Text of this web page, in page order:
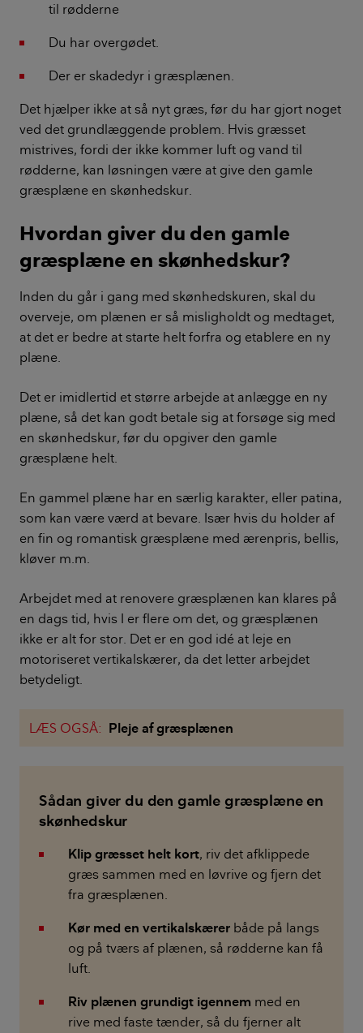
til rødderne
Du har overgødet.
Der er skadedyr i græsplænen.
Det hjælper ikke at så nyt græs, før du har gjort noget
ved det grundlæggende problem. Hvis græsset
mistrives, fordi der ikke kommer luft og vand til
rødderne, kan løsningen være at give den gamle
græsplæne en skønhedskur.
Hvordan giver du den gamle
græsplæne en skønhedskur?
Inden du går i gang med skønhedskuren, skal du
overveje, om plænen er så misligholdt og medtaget,
at det er bedre at starte helt forfra og etablere en ny
plæne.
Det er imidlertid et større arbejde at anlægge en ny
plæne, så det kan godt betale sig at forsøge sig med
en skønhedskur, før du opgiver den gamle
græsplæne helt.
En gammel plæne har en særlig karakter, eller patina,
som kan være værd at bevare. Især hvis du holder af
en fin og romantisk græsplæne med ærenpris, bellis,
kløver m.m.
Arbejdet med at renovere græsplænen kan klares på
en dags tid, hvis I er flere om det, og græsplænen
ikke er alt for stor. Det er en god idé at leje en
motoriseret vertikalskærer, da det letter arbejdet
betydeligt.
LÆS OGSÅ: Pleje af græsplænen
Sådan giver du den gamle græsplæne en
skønhedskur
Klip græsset helt kort, riv det afklippede
græs sammen med en løvrive og fjern det
fra græsplænen.
Kør med en vertikalskærer både på langs
og på tværs af plænen, så rødderne kan få
luft.
Riv plænen grundigt igennem med en
rive med faste tænder, så du fjerner alt